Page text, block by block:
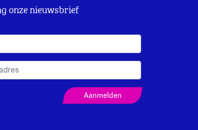
onze nieuwsbrief
Nieuwsbrief
Aanmelden